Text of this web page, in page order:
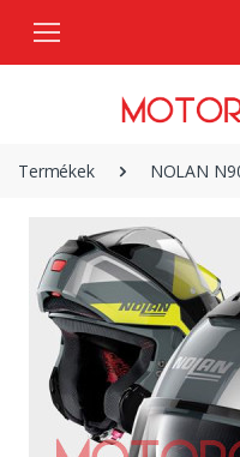
Termékek NOLAN